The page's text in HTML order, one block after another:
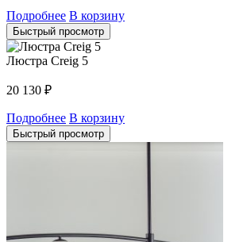
Подробнее В корзину
Быстрый просмотр
Люстра Creig 5
20 130 ₽
Подробнее В корзину
Быстрый просмотр